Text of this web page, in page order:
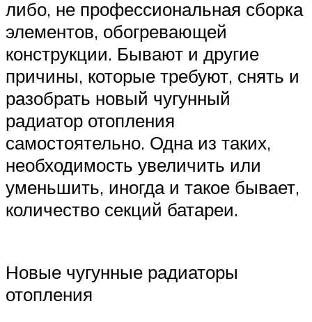
либо, не профессиональная сборка
элементов, обогревающей
конструкции. Бывают и другие
причины, которые требуют, снять и
разобрать новый чугунный
радиатор отопления
самостоятельно. Одна из таких,
необходимость увеличить или
уменьшить, иногда и такое бывает,
количество секций батареи.
Новые чугунные радиаторы
отопления